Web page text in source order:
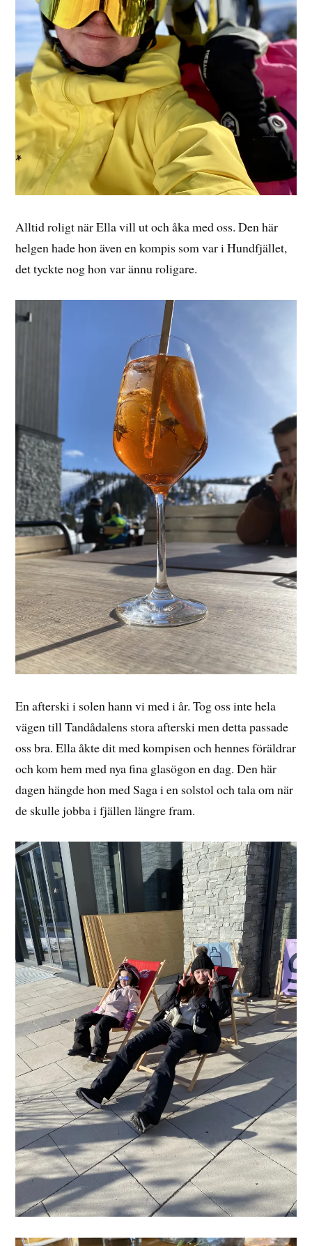
Alltid roligt när Ella vill ut och åka med oss. Den här
helgen hade hon även en kompis som var i Hundfjället,
det tyckte nog hon var ännu roligare.
En afterski i solen hann vi med i år. Tog oss inte hela
vägen till Tandådalens stora afterski men detta passade
oss bra. Ella åkte dit med kompisen och hennes föräldrar
och kom hem med nya fina glasögon en dag. Den här
dagen hängde hon med Saga i en solstol och tala om när
de skulle jobba i fjällen längre fram.